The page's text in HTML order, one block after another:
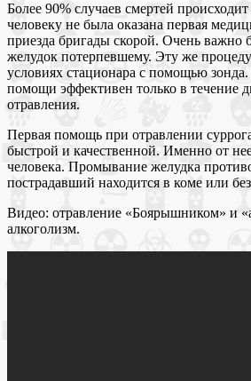
Более 90% случаев смертей происходит
человеку не была оказана первая
приезда бригады скорой. Очень важно
желудок потерпевшему. Эту же
условиях стационара с помощью
помощи эффективен только в течение
отравления.
Первая помощь при отравлении
быстрой и качественной. Именно от
человека. Промывание желудка
пострадавший находится в коме или
Видео: отравление «Боярышником» и
алкоголизм.